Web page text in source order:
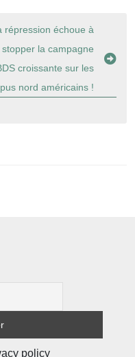
répression échoue à
stopper la campagne
croissante sur les
nord américains !
policy